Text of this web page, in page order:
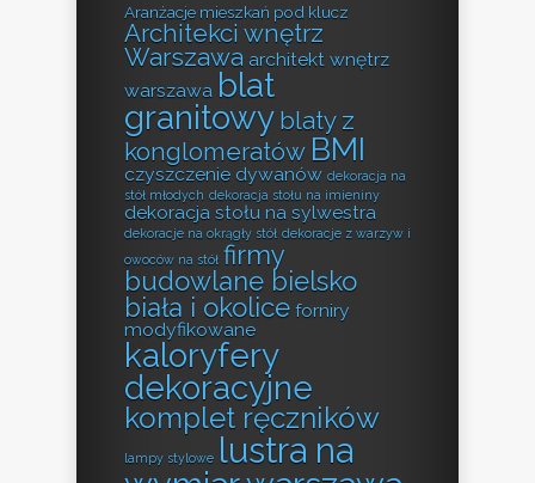
Aranżacje mieszkań pod klucz
Architekci wnętrz
Warszawa architekt wnętrz
warszawa blat
granitowy blaty z
konglomeratów BMI
czyszczenie dywanów dekoracja na
stół młodych dekoracja stołu na imieniny
dekoracja stołu na sylwestra
dekoracje na okrągły stół dekoracje z warzyw i
owoców na stół firmy
budowlane bielsko
biała i okolice forniry
modyfikowane
kaloryfery
dekoracyjne
komplet ręczników
lampy stylowe lustra na